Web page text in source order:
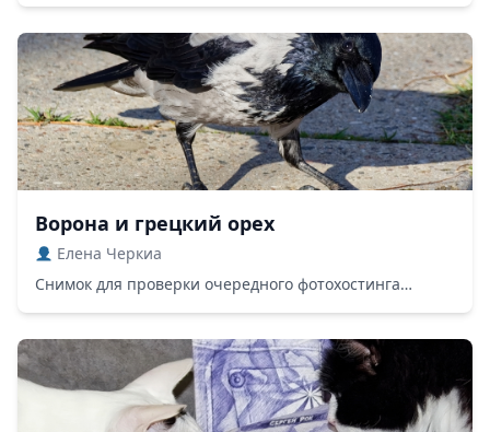
Ворона и грецкий орех
Елена Черкиа
Снимок для проверки очередного фотохостинга…